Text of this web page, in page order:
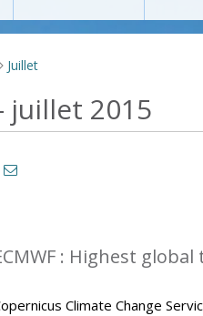
> Juillet
juillet 2015
: Highest
Climate Change